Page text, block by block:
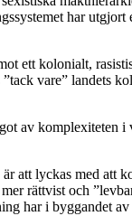
har
ett kolonialt,
vare” landets
av
att lyckas med
rättvist och
har i byggandet